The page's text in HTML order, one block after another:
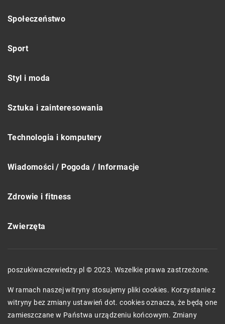
Społeczeństwo
Sport
Styl i moda
Sztuka i zainteresowania
Technologia i komputery
Wiadomości / Pogoda / Informacje
Zdrowie i fitness
Zwierzęta
poszukiwaczewiedzy.pl © 2023. Wszelkie prawa zastrzeżone.
W ramach naszej witryny stosujemy pliki cookies. Korzystanie z
witryny bez zmiany ustawień dot. cookies oznacza, że będą one
zamieszczane w Państwa urządzeniu końcowym. Zmiany